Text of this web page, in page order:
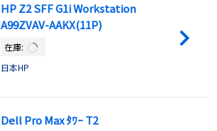
HP Z2 SFF G1i Workstation
A99ZVAV-AAKX(11P)
在庫:
日本HP
Dell Pro Max ﾀﾜｰ T2